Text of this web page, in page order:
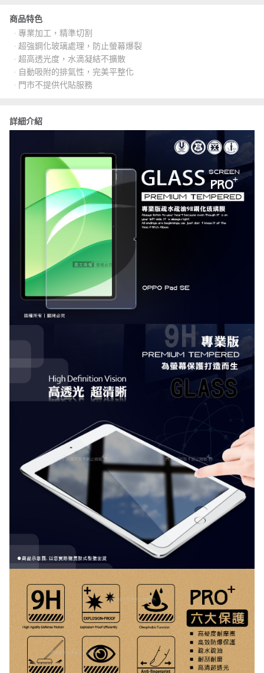
商品特色
‧ 專業加工，精準切割
‧ 超強鋼化玻璃處理，防止螢幕爆裂
‧ 超高透光度，水滴凝結不擴散
‧ 自動吸附的排氣性，完美平整化
‧ 門市不提供代貼服務
詳細介紹